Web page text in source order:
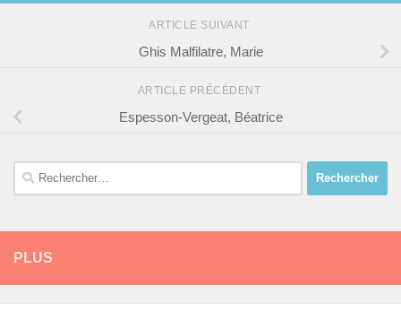
ARTICLE SUIVANT
Ghis Malfilatre, Marie
ARTICLE PRÉCÉDENT
Espesson-Vergeat, Béatrice
Rechercher :
PLUS